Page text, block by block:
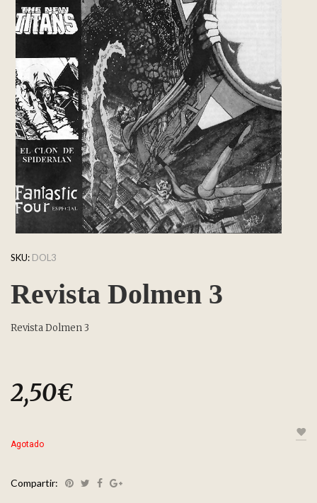
SKU: DOL3
Revista Dolmen 3
Revista Dolmen 3
2,50€
Agotado
Compartir: